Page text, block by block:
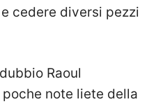
cedere diversi pezzi
Raoul
poche note liete della